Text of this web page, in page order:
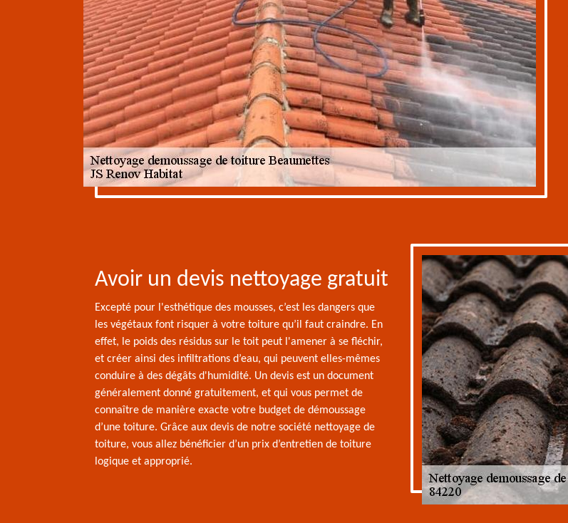
Avoir un devis nettoyage gratuit
Excepté pour l'esthétique des mousses, c’est les dangers que
les végétaux font risquer à votre toiture qu’il faut craindre. En
effet, le poids des résidus sur le toit peut l'amener à se fléchir,
et créer ainsi des infiltrations d’eau, qui peuvent elles-mêmes
conduire à des dégâts d'humidité. Un devis est un document
généralement donné gratuitement, et qui vous permet de
connaître de manière exacte votre budget de démoussage
d’une toiture. Grâce aux devis de notre société nettoyage de
toiture, vous allez bénéficier d’un prix d’entretien de toiture
logique et approprié.